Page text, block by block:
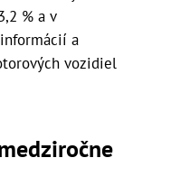
% a v
a
vozidiel